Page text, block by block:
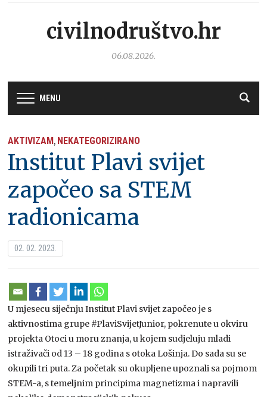
civilnodruštvo.hr
06.08.2026.
MENU
AKTIVIZAM, NEKATEGORIZIRANO
Institut Plavi svijet
započeo sa STEM
radionicama
02. 02. 2023.
U mjesecu siječnju Institut Plavi svijet započeo je s
aktivnostima grupe #PlaviSvijetJunior, pokrenute u okviru
projekta Otoci u moru znanja, u kojem sudjeluju mladi
istraživači od 13 – 18 godina s otoka Lošinja. Do sada su se
okupili tri puta. Za početak su okupljene upoznali sa pojmom
STEM-a, s temeljnim principima magnetizma i napravili